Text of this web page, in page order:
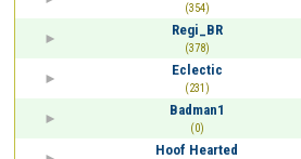
(354)
Regi_BR
(378)
Eclectic
(231)
Badman1
(0)
Hoof Hearted